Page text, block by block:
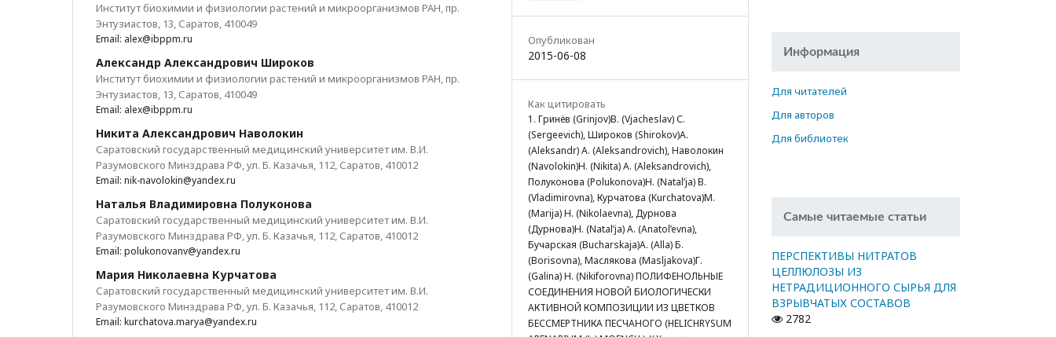
Институт биохимии и физиологии растений и микроорганизмов РАН, пр.
Энтузиастов, 13, Саратов, 410049
Email: alex@ibppm.ru
Александр Александрович Широков
Институт биохимии и физиологии растений и микроорганизмов РАН, пр.
Энтузиастов, 13, Саратов, 410049
Email: alex@ibppm.ru
Никита Александрович Наволокин
Саратовский государственный медицинский университет им. В.И.
Разумовского Минздрава РФ, ул. Б. Казачья, 112, Саратов, 410012
Email: nik-navolokin@yandex.ru
Наталья Владимировна Полуконова
Саратовский государственный медицинский университет им. В.И.
Разумовского Минздрава РФ, ул. Б. Казачья, 112, Саратов, 410012
Email: polukonovanv@yandex.ru
Мария Николаевна Курчатова
Саратовский государственный медицинский университет им. В.И.
Разумовского Минздрава РФ, ул. Б. Казачья, 112, Саратов, 410012
Email: kurchatova.marya@yandex.ru
Опубликован
2015-06-08
Как цитировать
1. Гринёв (Grinjov)В. (Vjacheslav) С.
(Sergeevich), Широков (Shirokov)А.
(Aleksandr) А. (Aleksandrovich), Наволокин
(Navolokin)Н. (Nikita) А. (Aleksandrovich),
Полуконова (Polukonova)Н. (Natal’ja) В.
(Vladimirovna), Курчатова (Kurchatova)М.
(Marija) Н. (Nikolaevna), Дурнова
(Дурнова)Н. (Natal’ja) А. (Anatol’evna),
Бучарская (Bucharskaja)А. (Alla) Б.
(Borisovna), Маслякова (Masljakova)Г.
(Galina) Н. (Nikiforovna) ПОЛИФЕНОЛЬНЫЕ
СОЕДИНЕНИЯ НОВОЙ БИОЛОГИЧЕСКИ
АКТИВНОЙ КОМПОЗИЦИИ ИЗ ЦВЕТКОВ
БЕССМЕРТНИКА ПЕСЧАНОГО (HELICHRYSUM
Информация
Для читателей
Для авторов
Для библиотек
Самые читаемые статьи
ПЕРСПЕКТИВЫ НИТРАТОВ
ЦЕЛЛЮЛОЗЫ ИЗ
НЕТРАДИЦИОННОГО СЫРЬЯ ДЛЯ
ВЗРЫВЧАТЫХ СОСТАВОВ
2782